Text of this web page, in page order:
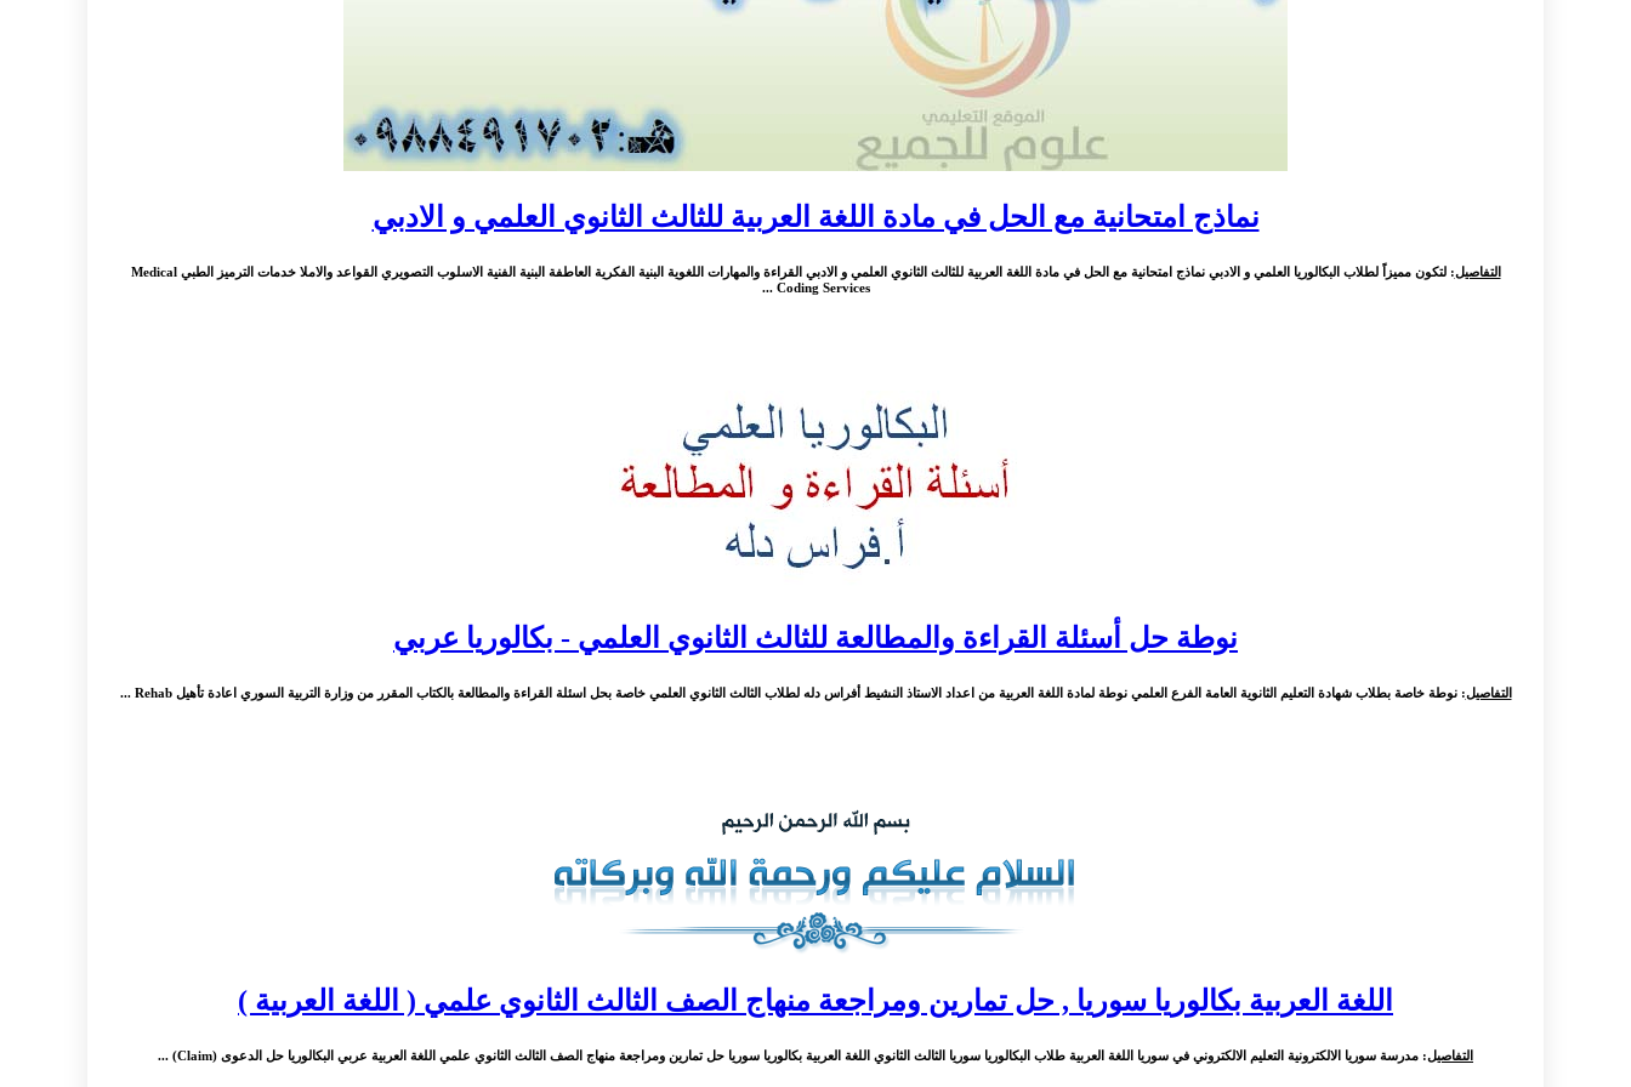
نماذج امتحانية مع الحل في مادة اللغة العربية للثالث الثانوي العلمي و الادبي
التفاصيل
: لتكون مميزاً لطلاب البكالوريا العلمي و الادبي نماذج امتحانية مع الحل في مادة اللغة العربية للثالث الثانوي العلمي و الادبي القراءة والمهارات اللغوية البنية الفكرية العاطفة البنية الفنية الاسلوب التصويري القواعد والاملا خدمات الترميز الطبي Medical
Coding Services ...
نوطة حل أسئلة القراءة والمطالعة للثالث الثانوي العلمي - بكالوريا عربي
التفاصيل: نوطة خاصة بطلاب شهادة التعليم الثانوية العامة الفرع العلمي نوطة لمادة اللغة العربية من اعداد الاستاذ النشيط أفراس دله لطلاب الثالث الثانوي العلمي خاصة بحل اسئلة القراءة والمطالعة بالكتاب المقرر من وزارة التربية السوري اعادة تأهيل Rehab ...
اللغة العربية بكالوريا سوريا , حل تمارين ومراجعة منهاج الصف الثالث الثانوي علمي ( اللغة العربية )
التفاصيل: مدرسة سوريا الالكترونية التعليم الالكتروني في سوريا اللغة العربية طلاب البكالوريا سوريا الثالث الثانوي اللغة العربية بكالوريا سوريا حل تمارين ومراجعة منهاج الصف الثالث الثانوي علمي اللغة العربية عربي البكالوريا حل الدعوى (Claim) ...